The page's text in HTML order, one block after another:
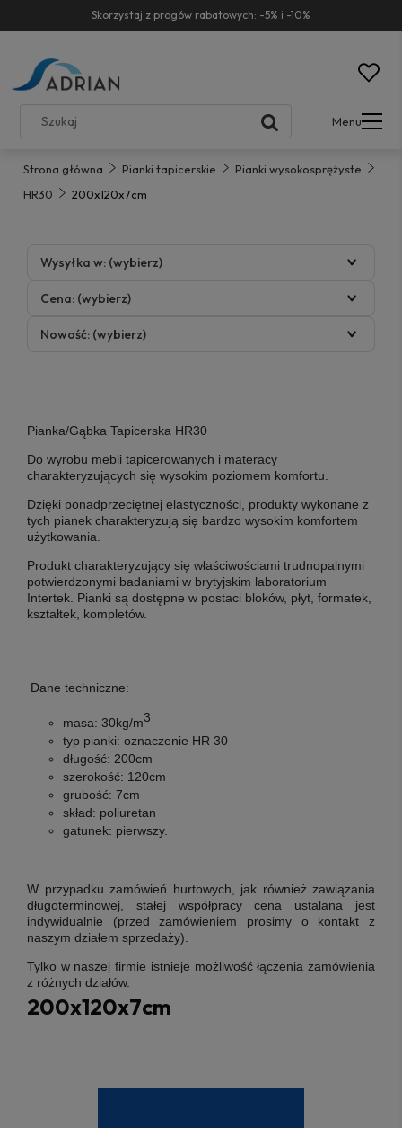
Skorzystaj z progów rabatowych: -5% i -10%
Menu
Strona główna Pianki tapicerskie
Pianki wysokosprężyste
HR30
200x120x7cm
Wysyłka w: (wybierz)
Cena: (wybierz)
Nowość: (wybierz)
Pianka/Gąbka Tapicerska HR30
Do wyrobu mebli tapicerowanych i materacy
charakteryzujących się wysokim poziomem komfortu.
Dzięki ponadprzeciętnej elastyczności, produkty wykonane z
tych pianek charakteryzują się bardzo wysokim komfortem
użytkowania.
Produkt charakteryzujący się właściwościami trudnopalnymi
potwierdzonymi badaniami w brytyjskim laboratorium
Intertek. Pianki są dostępne w postaci bloków, płyt, formatek,
kształtek, kompletów.
Dane techniczne:
masa: 30kg/m3
typ pianki: oznaczenie HR 30
długość: 200cm
szerokość: 120cm
grubość: 7cm
skład: poliuretan
gatunek: pierwszy.
W przypadku zamówień hurtowych, jak również zawiązania
długoterminowej, stałej współpracy cena ustalana jest
indywidualnie (przed zamówieniem prosimy o kontakt z
naszym działem sprzedaży).
Tylko w naszej firmie istnieje możliwość łączenia zamówienia
z różnych działów.
200x120x7cm